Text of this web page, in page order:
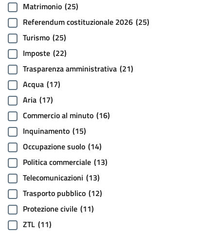
Matrimonio (25)
Referendum costituzionale 2026 (25)
Turismo (25)
Imposte (22)
Trasparenza amministrativa (21)
Acqua (17)
Aria (17)
Commercio al minuto (16)
Inquinamento (15)
Occupazione suolo (14)
Politica commerciale (13)
Telecomunicazioni (13)
Trasporto pubblico (12)
Protezione civile (11)
ZTL (11)